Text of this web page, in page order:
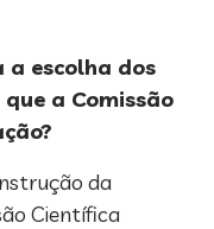
a escolha dos
a Comissão
da
Científica